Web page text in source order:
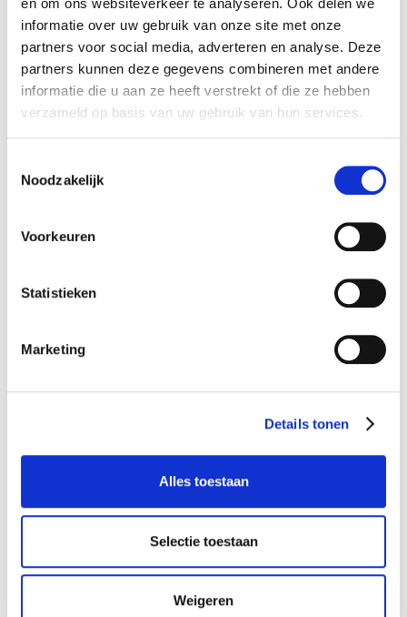
informatie over uw gebruik van onze site met onze
partners voor social media, adverteren en analyse. Deze
partners kunnen deze gegevens combineren met andere
informatie die u aan ze heeft verstrekt of die ze hebben
verzameld op basis van uw gebruik van hun services.
Noodzakelijk
Voorkeuren
Statistieken
Marketing
Details tonen
Alles toestaan
Selectie toestaan
Weigeren
Meer informatie over de circulatiepomp in huis
Steeds meer huishoudens kiezen voor een urinoir